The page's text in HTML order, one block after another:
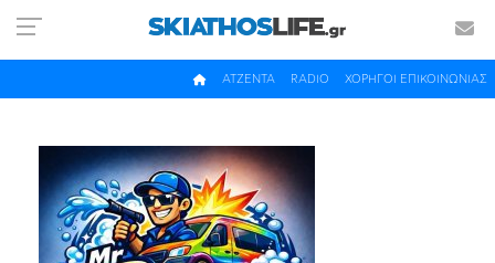
ΧΟΡΗΓΟΙ ΕΠΙΚΟΙΝΩΝΙΑΣ
RADIO
ΑΤΖΕΝΤΑ